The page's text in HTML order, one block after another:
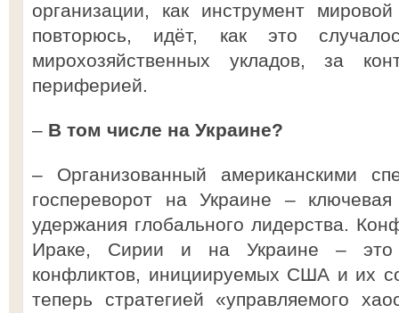
организации, как инструмент
повторюсь, идёт, как это
мирохозяйственных укладов, за
периферией.
– В том числе на Украине?
– Организованный американскими
госпереворот на Украине –
удержания глобального лидерства.
Ираке, Сирии и на Украине – это
конфликтов, инициируемых США и их
теперь стратегией «управляемого